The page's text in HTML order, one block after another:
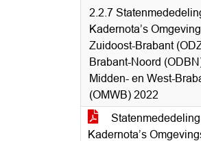
2.2.7
Kadernota’s
Zuidoost-Brabant
Brabant-Noord
Midden- en West-
(OMWB) 2022
Statenmededeling
Kadernota’s